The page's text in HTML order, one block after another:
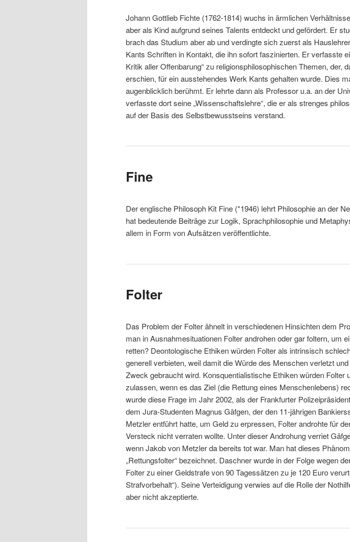
Johann Gottlieb Fichte (1762-1814) wuchs in ärmlichen
aber als Kind aufgrund seines Talents entdeckt und gefördert. Er
brach das Studium aber ab und verdingte sich zuerst als
Kants Schriften in Kontakt, die ihn sofort faszinierten. Er verfasste
Kritik aller Offenbarung“ zu religionsphilosophischen Themen, der,
erschien, für ein ausstehendes Werk Kants gehalten wurde. Dies
augenblicklich berühmt. Er lehrte dann als Professor u.a. an der
verfasste dort seine „Wissenschaftslehre“, die er als strenges
auf der Basis des Selbstbewusstseins verstand.
Fine
Der englische Philosoph Kit Fine (*1946) lehrt Philosophie an der
hat bedeutende Beiträge zur Logik, Sprachphilosophie und
allem in Form von Aufsätzen veröffentlichte.
Folter
Das Problem der Folter ähnelt in verschiedenen Hinsichten dem
man in Ausnahmesituationen Folter androhen oder gar foltern, um
retten? Deontologische Ethiken würden Folter als intrinsisch
generell verbieten, weil damit die Würde des Menschen verletzt
Zweck gebraucht wird. Konsquentialistische Ethiken würden Folter
zulassen, wenn es das Ziel (die Rettung eines Menschenlebens)
wurde diese Frage im Jahr 2002, als der Frankfurter
dem Jura-Studenten Magnus Gäfgen, der den 11-jährigen
Metzler entführt hatte, um Geld zu erpressen, Folter androhte für
Versteck nicht verraten wollte. Unter dieser Androhung verriet
wenn Jakob von Metzler da bereits tot war. Man hat dieses
„Rettungsfolter“ bezeichnet. Daschner wurde in der Folge wegen
Folter zu einer Geldstrafe von 90 Tagessätzen zu je 120 Euro
Strafvorbehalt“). Seine Verteidigung verwies auf die Rolle der
aber nicht akzeptierte.